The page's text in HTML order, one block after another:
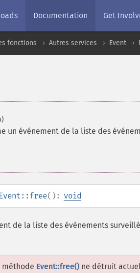
Documentation Get
fonctions Autres services Event
un événement de la liste des
Event::free(): void
de la liste des événements
méthode Event::free() ne détruit